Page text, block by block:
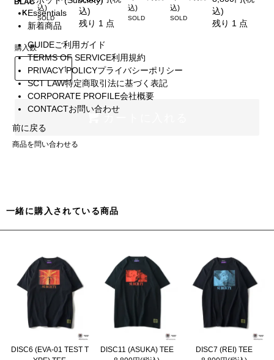
Essentials
新着商品
GUIDEご利用ガイド
TERMS OF SERVICE利用規約
PRIVACY POLICYプライバシーポリシー
SCT LAW特定商取引法に基づく表記
CORPORATE PROFILE会社概要
CONTACTお問い合わせ
前に戻る
BLAC
K
込)
込)
残り 1 点
込)
込)
込)
残り 1 点
購入数
カートに入れる
商品を問い合わせる
一緒に購入されている商品
DISC6 (EVA-01 TEST T
DISC11 (ASUKA) TEE
DISC7 (REI) TEE